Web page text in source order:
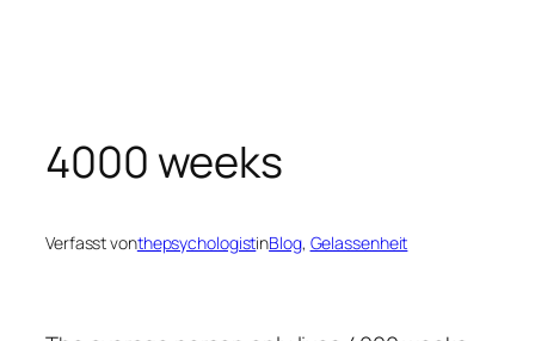
4000 weeks
Verfasst vonthepsychologistinBlog, Gelassenheit